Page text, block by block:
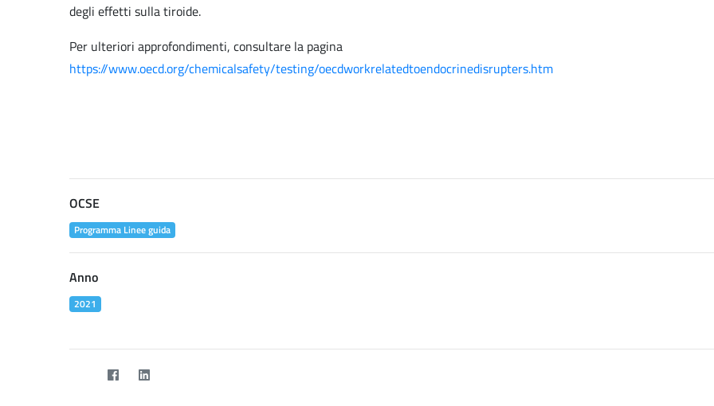
degli effetti sulla tiroide.
Per ulteriori approfondimenti, consultare la pagina
https://www.oecd.org/chemicalsafety/testing/oecdworkrelatedtoendocrinedisrupters.htm
OCSE
Programma Linee guida
Anno
2021